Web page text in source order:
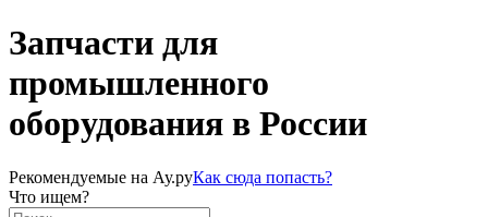
Запчасти для
промышленного
оборудования в России
Рекомендуемые на Ау.руКак сюда попасть?
Что ищем?